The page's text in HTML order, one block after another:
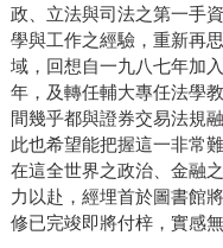
政、立法與司法之第一手
學與工作之經驗，重新再
域，回想自一九八七年加
年，及轉任輔大專任法學
間幾乎都與證券交易法規
此也希望能把握這一非常
在這全世界之政治、金融
力以赴，經埋首於圖書館
修已完竣即將付梓，實感無